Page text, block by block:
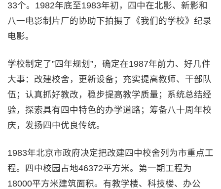
33个。1982年底至1983年初，四中在北影、新影和
八一电影制片厂的协助下拍摄了《我们的学校》纪录
电影。
学校制定了”四年规划”，确定在1987年前力、好几件
大事：改建校舍，更新设备；充实提高教师、干部队
伍；认真抓好教改，稳步提高教学质量；系统总结经
验，探索具有四中特色的办学道路；筹备八十周年校
庆，发扬四中优良传统。
1983年北京市政府决定把改建四中校舍列为市重点工
程。四中校园占地46372平方米。第一期工程为
18000平方米建筑面积。有教学楼、科技楼、办公